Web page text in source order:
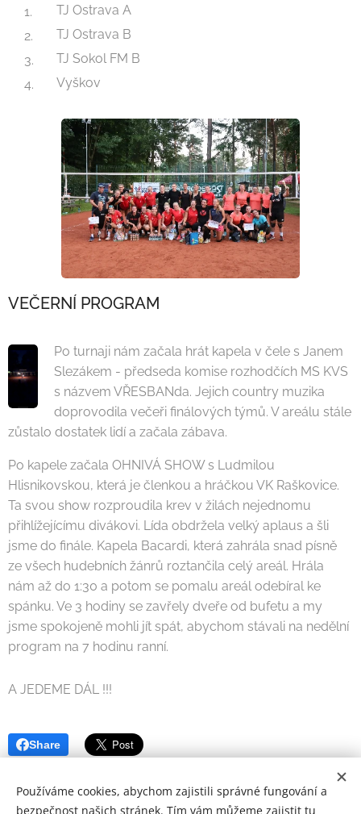
TJ Ostrava A
TJ Ostrava B
TJ Sokol FM B
Vyškov
VEČERNÍ PROGRAM
Po turnaji nám začala hrát kapela v čele s Janem
Slezákem - předseda komise rozhodčích MS KVS
s názvem VŘESBANda. Jejich country muzika
doprovodila večeři finálových týmů. V areálu stále
zůstalo dostatek lidí a začala zábava.
Po kapele začala OHNIVÁ SHOW s Ludmilou
Hlisnikovskou, která je členkou a hráčkou VK Raškovice.
Ta svou show rozproudila krev v žilách nejednomu
přihlížejícímu divákovi. Lída obdržela velký aplaus a šli
jsme do finále. Kapela Bacardi, která zahrála snad písně
ze všech hudebních žánrů roztančila celý areál. Hrála
nám až do 1:30 a potom se pomalu areál odebíral ke
spánku. Ve 3 hodiny se zavřely dveře od bufetu a my
jsme spokojeně mohli jít spát, abychom stávali na nedělní
program na 7 hodinu ranní.
A JEDEME DÁL !!!
Share
Používáme cookies, abychom zajistili správné fungování a
bezpečnost našich stránek. Tím vám můžeme zajistit tu